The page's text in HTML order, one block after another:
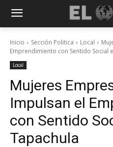
Inicio Sección Politica Local
Emprendimiento con Sentido Social
Local
Mujeres
Impulsan el
con Sentido
Tapachula